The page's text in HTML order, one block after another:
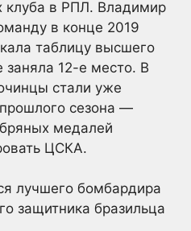
клуба в РПЛ. Владимир
в конце 2019
таблицу высшего
заняла 12-е место. В
стали уже
сезона —
медалей
ЦСКА.
лучшего бомбардира
защитника бразильца